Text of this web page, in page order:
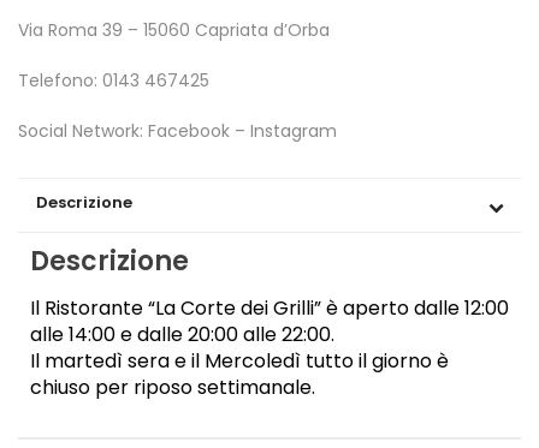
Via Roma 39 – 15060 Capriata d’Orba
Telefono: 0143 467425
Social Network: Facebook – Instagram
Descrizione
Descrizione
Il Ristorante “La Corte dei Grilli” è aperto dalle 12:00
alle 14:00 e dalle 20:00 alle 22:00.
Il martedì sera e il Mercoledì tutto il giorno è
chiuso per riposo settimanale.